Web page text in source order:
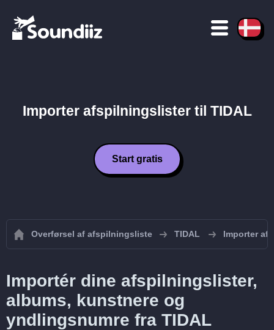
Importer afspilningslister til TIDAL
Start gratis
Overførsel af afspilningsliste TIDAL Importer
Importér dine afspilningslister,
albums, kunstnere og
yndlingsnumre fra TIDAL